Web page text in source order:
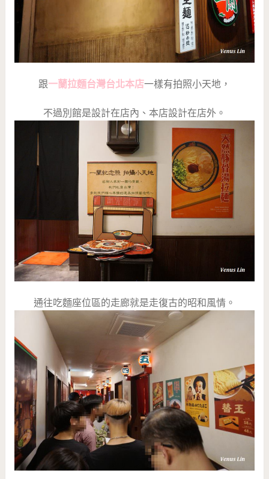
跟一蘭拉麵台灣台北本店一樣有拍照小天地，
不過別館是設計在店內、本店設計在店外。
通往吃麵座位區的走廊就是走復古的昭和風情。